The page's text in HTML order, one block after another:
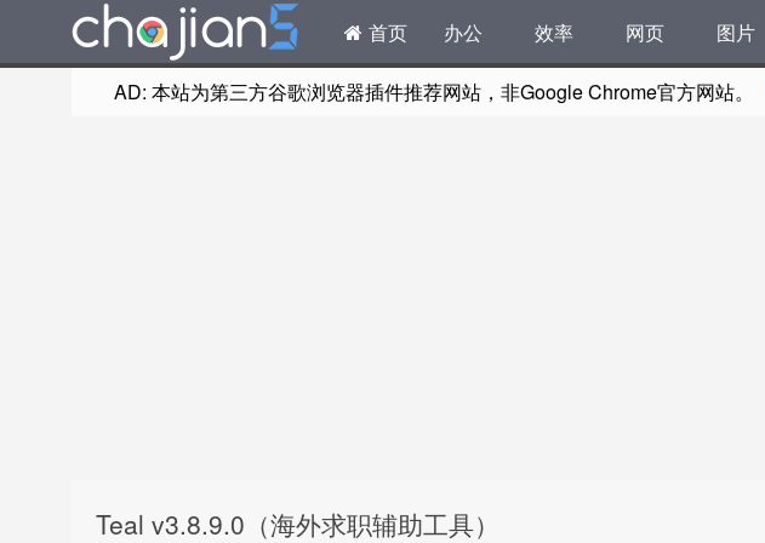
首页 办公 效率 网页 图片
AD: 本站为第三方谷歌浏览器插件推荐网站，非Google Chrome官方网站。
Teal v3.8.9.0（海外求职辅助工具）